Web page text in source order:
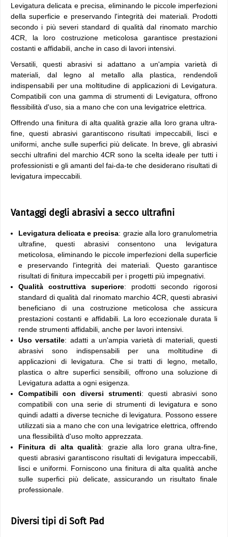
Levigatura delicata e precisa, eliminando le piccole imperfezioni
della superficie e preservando l'integrità dei materiali. Prodotti
secondo i più severi standard di qualità dal rinomato marchio
4CR, la loro costruzione meticolosa garantisce prestazioni
costanti e affidabili, anche in caso di lavori intensivi.
Versatili, questi abrasivi si adattano a un'ampia varietà di
materiali, dal legno al metallo alla plastica, rendendoli
indispensabili per una moltitudine di applicazioni di Levigatura.
Compatibili con una gamma di strumenti di Levigatura, offrono
flessibilità d'uso, sia a mano che con una levigatrice elettrica.
Offrendo una finitura di alta qualità grazie alla loro grana ultra-
fine, questi abrasivi garantiscono risultati impeccabili, lisci e
uniformi, anche sulle superfici più delicate. In breve, gli abrasivi
secchi ultrafini del marchio 4CR sono la scelta ideale per tutti i
professionisti e gli amanti del fai-da-te che desiderano risultati di
levigatura impeccabili.
Vantaggi degli abrasivi a secco ultrafini
Levigatura delicata e precisa: grazie alla loro granulometria
ultrafine, questi abrasivi consentono una levigatura
meticolosa, eliminando le piccole imperfezioni della superficie
e preservando l'integrità dei materiali. Questo garantisce
risultati di finitura impeccabili per i progetti più impegnativi.
Qualità costruttiva superiore: prodotti secondo rigorosi
standard di qualità dal rinomato marchio 4CR, questi abrasivi
beneficiano di una costruzione meticolosa che assicura
prestazioni costanti e affidabili. La loro eccezionale durata li
rende strumenti affidabili, anche per lavori intensivi.
Uso versatile: adatti a un'ampia varietà di materiali, questi
abrasivi sono indispensabili per una moltitudine di
applicazioni di levigatura. Che si tratti di legno, metallo,
plastica o altre superfici sensibili, offrono una soluzione di
Levigatura adatta a ogni esigenza.
Compatibili con diversi strumenti: questi abrasivi sono
compatibili con una serie di strumenti di levigatura e sono
quindi adatti a diverse tecniche di levigatura. Possono essere
utilizzati sia a mano che con una levigatrice elettrica, offrendo
una flessibilità d'uso molto apprezzata.
Finitura di alta qualità: grazie alla loro grana ultra-fine,
questi abrasivi garantiscono risultati di levigatura impeccabili,
lisci e uniformi. Forniscono una finitura di alta qualità anche
sulle superfici più delicate, assicurando un risultato finale
professionale.
Diversi tipi di Soft Pad